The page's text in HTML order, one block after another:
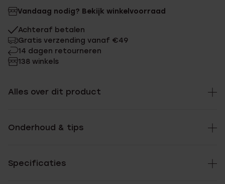
Vandaag nodig? Bekijk winkelvoorraad
Achteraf betalen
Gratis verzending vanaf €49
14 dagen retourneren
138 winkels
Alles over dit product
Onderhoud & tips
Specificaties